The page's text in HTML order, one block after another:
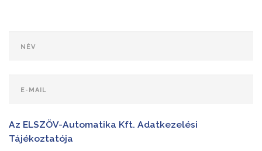
Az ELSZÖV-Automatika Kft. Adatkezelési
Tájékoztatója